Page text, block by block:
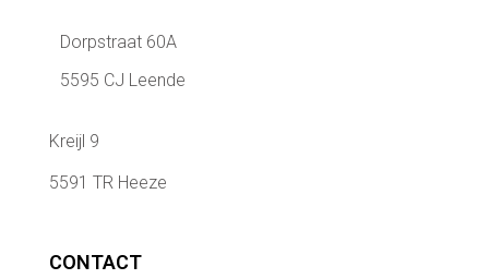
Dorpstraat 60A
5595 CJ Leende
Kreijl 9
5591 TR Heeze
CONTACT